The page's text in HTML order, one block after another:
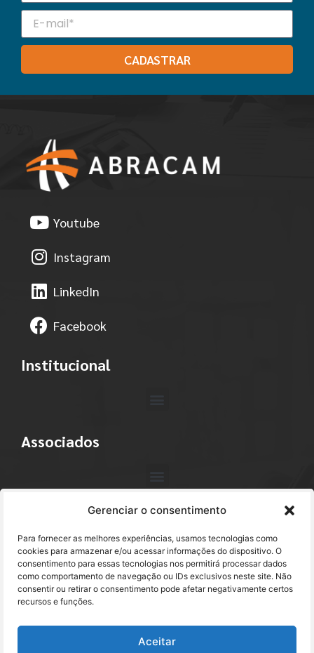
Gerenciar o consentimento
Para fornecer as melhores experiências, usamos tecnologias como
cookies para armazenar e/ou acessar informações do dispositivo. O
consentimento para essas tecnologias nos permitirá processar dados
como comportamento de navegação ou IDs exclusivos neste site. Não
consentir ou retirar o consentimento pode afetar negativamente certos
recursos e funções.
Aceitar
CADASTRAR
Youtube
Instagram
LinkedIn
Facebook
Institucional
Associados
+55 (11) 3113-4040
abracam@abracam.com
Bela Vista - São Paulo, SP CEP 01310-300